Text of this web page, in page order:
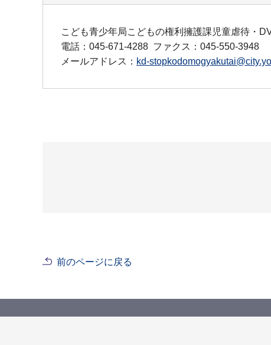
こども青少年局こどもの権利擁護課児童虐待・
電話：045-671-4288 ファクス：045-550-3948
メールアドレス： kd-
前のページに戻る